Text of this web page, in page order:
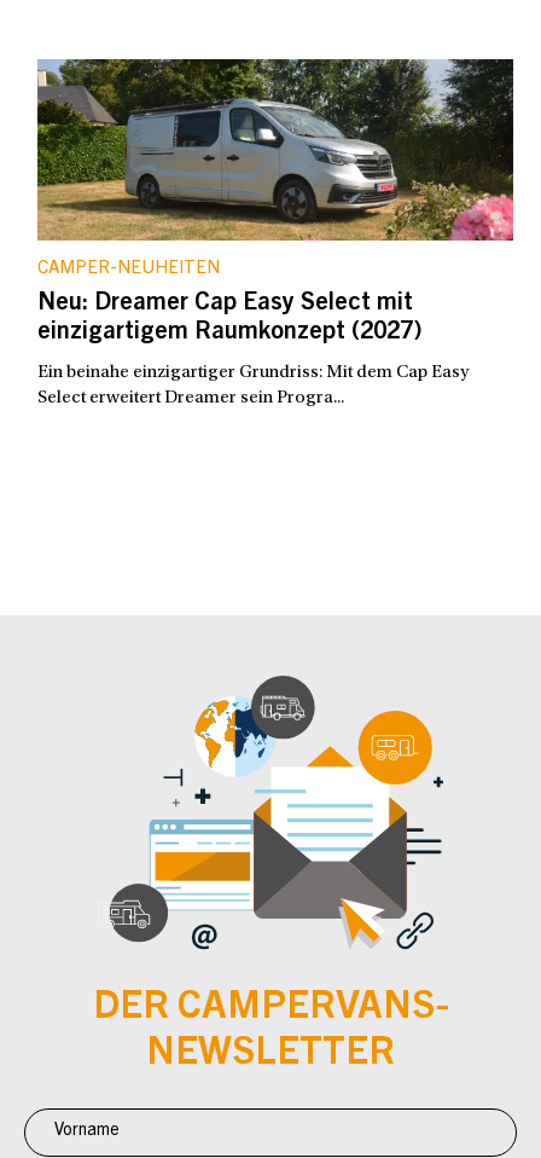
CAMPER-NEUHEITEN
Neu: Dreamer Cap Easy Select mit
einzigartigem Raumkonzept (2027)
Ein beinahe einzigartiger Grundriss: Mit dem Cap Easy
Select erweitert Dreamer sein Progra...
DER CAMPERVANS-
NEWSLETTER
Newsletter
Anmeldung